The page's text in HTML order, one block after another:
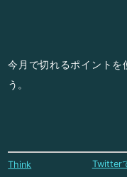
今月で切れるポイントを
う。
Think Twitter